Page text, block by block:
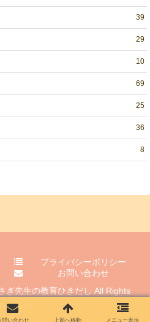
39
29
10
69
25
36
8
プライバシーポリシー
お問い合わせ
ぎ先生の教育ひきだし All Rights
問い合わせ 上部へ移動 メニュー表示